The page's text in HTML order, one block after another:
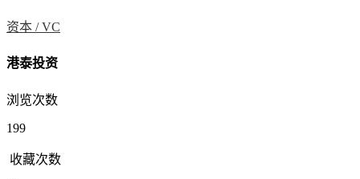
资本 /VC
港泰投资
浏览次数
199
收藏次数